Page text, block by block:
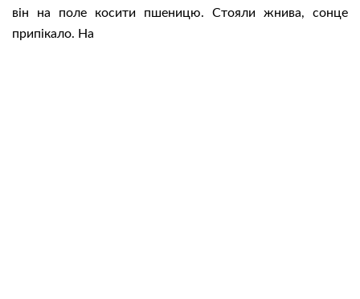
він на поле косити пшеницю. Стояли жнива, сонце
припікало. На